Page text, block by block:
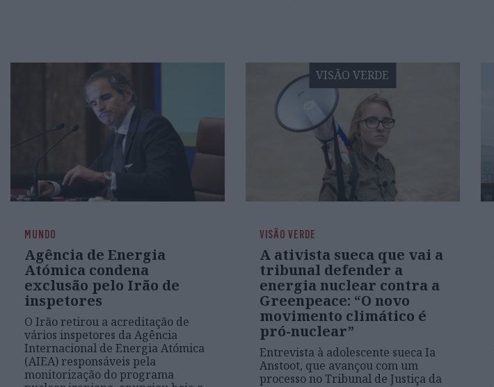
MUNDO
Agência de Energia
Atómica condena
exclusão pelo Irão de
inspetores
O Irão retirou a acreditação de
vários inspetores da Agência
Internacional de Energia Atómica
(AIEA) responsáveis pela
monitorização do programa
VISÃO VERDE
VISÃO VERDE
A ativista sueca que vai a
tribunal defender a
energia nuclear contra a
Greenpeace: “O novo
movimento climático é
pró-nuclear”
Entrevista à adolescente sueca Ia
Anstoot, que avançou com um
processo no Tribunal de Justiça da